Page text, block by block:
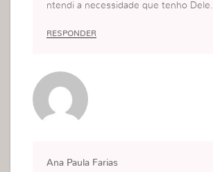
ntendi a necessidade que tenho Dele.
RESPONDER
Ana Paula Farias